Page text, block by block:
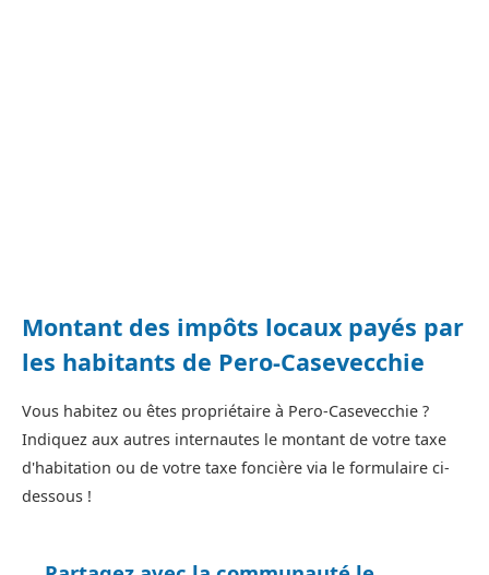
Montant des impôts locaux payés par
les habitants de Pero-Casevecchie
Vous habitez ou êtes propriétaire à Pero-Casevecchie ?
Indiquez aux autres internautes le montant de votre taxe
d'habitation ou de votre taxe foncière via le formulaire ci-
dessous !